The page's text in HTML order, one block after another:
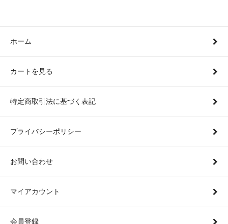
ホーム
カートを見る
特定商取引法に基づく表記
プライバシーポリシー
お問い合わせ
マイアカウント
会員登録